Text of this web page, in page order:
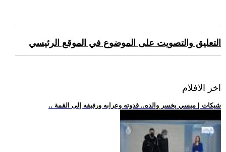
التعليق والتصويت على الموضوع في الموقع الرئيسي
اخر الافلام
.. شبكات | ميسي يخسر والده.. قدوته وعرابه ورفيقه إلى القمة